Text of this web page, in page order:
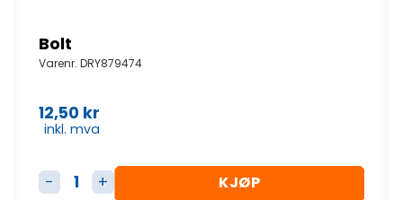
Bolt
Varenr. DRY879474
12,50 kr
inkl. mva
Bolt antall KJØP